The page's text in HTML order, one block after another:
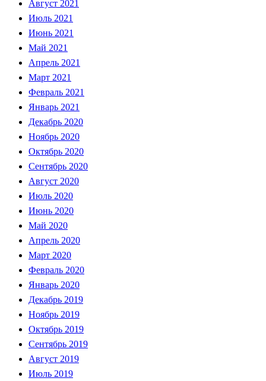
Август 2021
Июль 2021
Июнь 2021
Май 2021
Апрель 2021
Март 2021
Февраль 2021
Январь 2021
Декабрь 2020
Ноябрь 2020
Октябрь 2020
Сентябрь 2020
Август 2020
Июль 2020
Июнь 2020
Май 2020
Апрель 2020
Март 2020
Февраль 2020
Январь 2020
Декабрь 2019
Ноябрь 2019
Октябрь 2019
Сентябрь 2019
Август 2019
Июль 2019